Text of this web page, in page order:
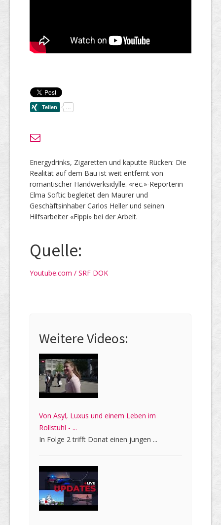
Energydrinks, Zigaretten und kaputte Rücken: Die
Realität auf dem Bau ist weit entfernt von
romantischer Handwerksidylle. «rec.»-Reporterin
Elma Softic begleitet den Maurer und
Geschäftsinhaber Carlos Heller und seinen
Hilfsarbeiter «Fippi» bei der Arbeit.
Quelle:
Youtube.com / SRF DOK
Weitere Videos:
Von Asyl, Luxus und einem Leben im
Rollstuhl - ...
In Folge 2 trifft Donat einen jungen ...